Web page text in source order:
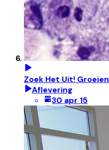
Zoek Het Uit! Groeien
Aflevering
30 apr 15